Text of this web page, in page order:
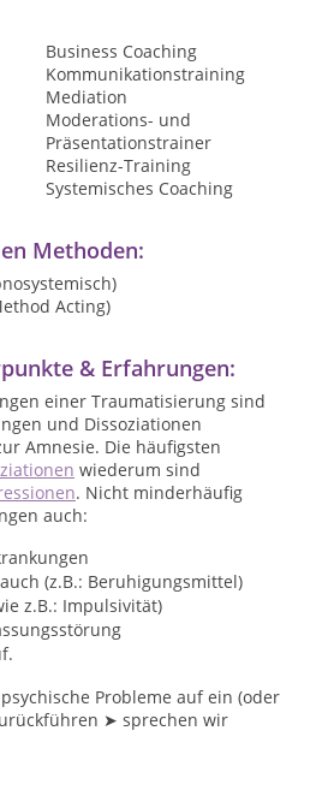
Business Coaching
Kommunikationstraining
Mediation
Moderations- und
Präsentationstrainer
Resilienz-Training
Systemisches Coaching
Methoden:
Acting)
& Erfahrungen:
einer Traumatisierung sind
und Dissoziationen
Amnesie. Die häufigsten
wiederum sind
. Nicht minderhäufig
auch:
(z.B.: Beruhigungsmittel)
z.B.: Impulsivität)
Probleme auf ein (oder
➤ sprechen wir